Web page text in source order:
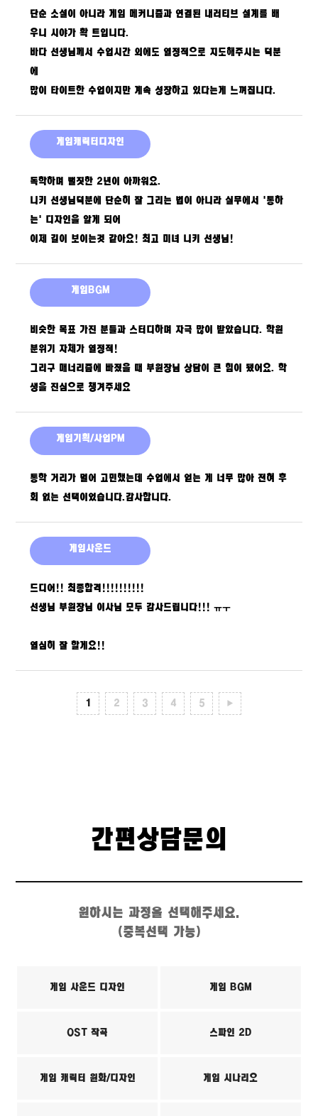
단순 소설이 아니라 게임 메커니즘과 연결된 내러티브 설계를 배
우니 시야가 확 트입니다.
바다 선생님께서 수업시간 외에도 열정적으로 지도해주시는 덕분
에
많이 타이트한 수업이지만 계속 성장하고 있다는게 느껴집니다.
게임캐릭터디자인
독학하며 뻘짓한 2년이 아까워요.
니키 선생님덕분에 단순히 잘 그리는 법이 아니라 실무에서 '통하
는' 디자인을 알게 되어
이제 길이 보이는것 같아요! 최고 미녀 니키 선생님!
게임BGM
비슷한 목표 가진 분들과 스터디하며 자극 많이 받았습니다. 학원
분위기 자체가 열정적!
그리구 매너리즘에 빠졌을 때 부원장님 상담이 큰 힘이 됐어요. 학
생을 진심으로 챙겨주세요
게임기획/사업PM
통학 거리가 멀어 고민했는데 수업에서 얻는 게 너무 많아 전혀 후
회 없는 선택이었습니다.감사합니다.
게임사운드
드디어!! 최종합격!!!!!!!!!!
선생님 부원장님 이사님 모두 감사드립니다!!! ㅠㅜ
열심히 잘 할게요!!
1 2 3 4 5 ▶
간편상담문의
원하시는 과정을 선택해주세요.
(중복선택 가능)
게임 사운드 디자인 게임 BGM
OST 작곡 스파인 2D
게임 캐릭터 원화/디자인 게임 시나리오